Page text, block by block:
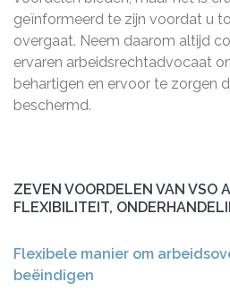
geïnformeerd te zijn voordat u
overgaat. Neem daarom altijd
ervaren arbeidsrechtadvocaat
behartigen en ervoor te zorgen
beschermd.
ZEVEN VOORDELEN VAN VSO
FLEXIBILITEIT,
Flexibele manier om
beëindigen